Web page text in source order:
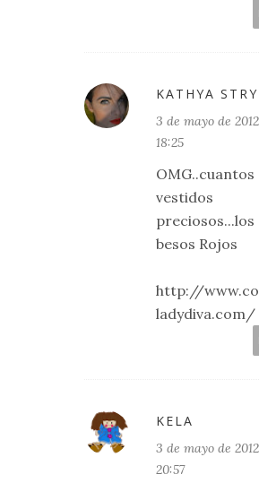
KATHYA
3 de mayo de
18:25
OMG..cuantos
vestidos
preciosos...los
besos Rojos
http://
ladydiva.com/
KELA
3 de mayo de
20:57